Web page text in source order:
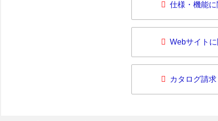
仕様・機能
Webサイト
カタログ請求